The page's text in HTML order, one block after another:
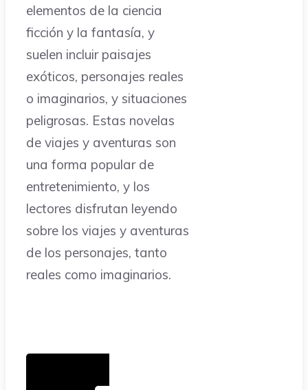
elementos de la ciencia
ficción y la fantasía, y
suelen incluir paisajes
exóticos, personajes reales
o imaginarios, y situaciones
peligrosas. Estas novelas
de viajes y aventuras son
una forma popular de
entretenimiento, y los
lectores disfrutan leyendo
sobre los viajes y aventuras
de los personajes, tanto
reales como imaginarios.